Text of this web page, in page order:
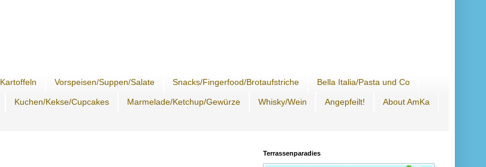
Kartoffeln Vorspeisen/Suppen/Salate Snacks/Fingerfood/Brotaufstriche Bella Italia/Pasta und Co
Kuchen/Kekse/Cupcakes Marmelade/Ketchup/Gewürze Whisky/Wein Angepfeilt! About AmKa
Terrassenparadies